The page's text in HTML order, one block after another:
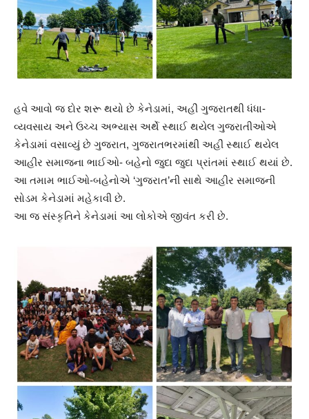
હવે આવો જ દોર શરૂ થયો છે કેનેડામાં, અહીં ગુજરાતથી ધંધા-
વ્યવસાય અને ઉચ્ચ અભ્યાસ અર્થે સ્થાઈ થયેલ ગુજરાતીઓએ
કેનેડામાં વસાવ્યું છે ગુજરાત, ગુજરાતભરમાંથી અહીં સ્થાઈ થયેલ
આહીર સમાજના ભાઈઓ- બહેનો જુદા જુદા પ્રાંતમાં સ્થાઈ થયાં છે.
આ તમામ ભાઈઓ-બહેનોએ ‘ગુજરાત’ની સાથે આહીર સમાજની
સોડમ કેનેડામાં મહેકાવી છે.
આ જ સંસ્કૃતિને કેનેડામાં આ લોકોએ જીવંત કરી છે.